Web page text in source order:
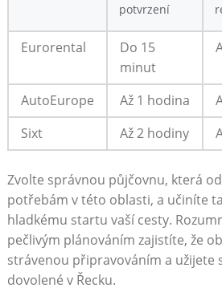
potvrzení
Eurorental
Do 15
minut
AutoEurope Až 1 hodina
Sixt
Až 2 hodiny
Zvolte správnou půjčovnu, která
potřebám v této oblasti, a učiníte
hladkému startu vaší cesty.
pečlivým plánováním zajistíte, že
strávenou připravováním a užijete
dovolené v Řecku.